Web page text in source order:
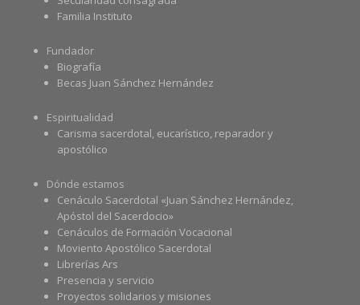
Familia Instituto
Fundador
Biografía
Becas Juan Sánchez Hernández
Espiritualidad
Carisma sacerdotal, eucarístico, reparador y
apostólico
Dónde estamos
Cenáculo Sacerdotal «Juan Sánchez Hernández,
Apóstol del Sacerdocio»
Cenáculos de Formación Vocacional
Moviento Apostólico Sacerdotal
Librerías Ars
Presencia y servicio
Proyectos solidarios y misiones